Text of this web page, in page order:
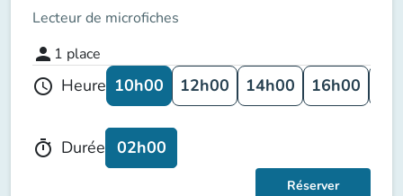
Lecteur de microfiches
person 1 place
schedule Heure 10h00 12h00 14h00 16h00
timer Durée 02h00
Réserver